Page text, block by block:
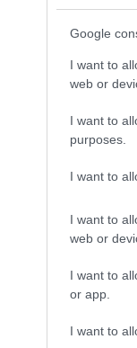
Google
I want to
web or
I want to
purposes.
I want to
I want to
web or
I want to
or app.
I want to